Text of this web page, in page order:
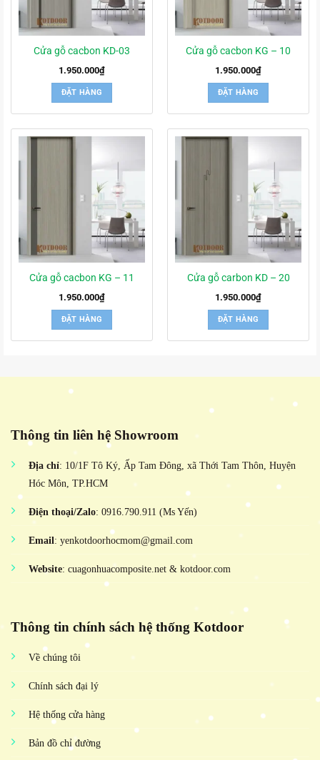
Cửa gỗ cacbon KD-03
1.950.000₫
ĐẶT HÀNG
Cửa gỗ cacbon KG – 10
1.950.000₫
ĐẶT HÀNG
Cửa gỗ cacbon KG – 11
1.950.000₫
ĐẶT HÀNG
Cửa gỗ carbon KD – 20
1.950.000₫
ĐẶT HÀNG
Thông tin liên hệ Showroom
Địa chỉ: 10/1F Tô Ký, Ấp Tam Đông, xã Thới Tam Thôn, Huyện
Hóc Môn, TP.HCM
Điện thoại/Zalo: 0916.790.911 (Ms Yến)
Email: yenkotdoorhocmom@gmail.com
Website: cuagonhuacomposite.net & kotdoor.com
Thông tin chính sách hệ thống Kotdoor
Về chúng tôi
Chính sách đại lý
Hệ thống cửa hàng
Bản đồ chỉ đường